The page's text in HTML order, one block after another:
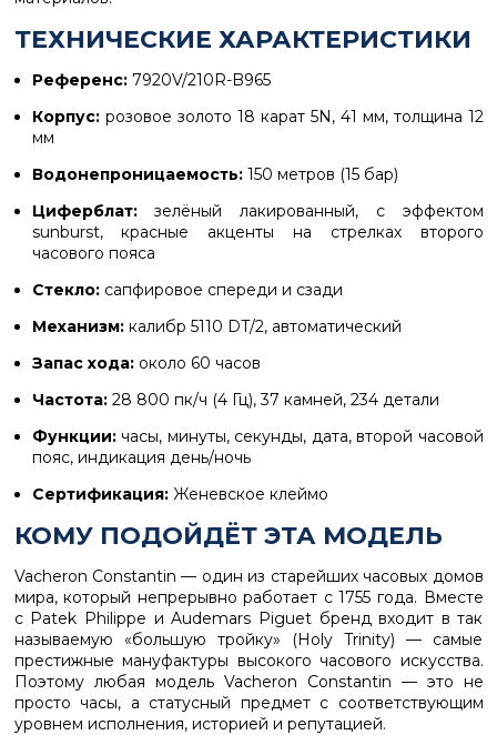
ТЕХНИЧЕСКИЕ ХАРАКТЕРИСТИКИ
Референс:7920V/210R-B965
Корпус:розовое золото 18 карат 5N, 41 мм, толщина 12
мм
Водонепроницаемость:150 метров (15 бар)
Циферблат:зелёный лакированный, с эффектом
sunburst, красные акценты на стрелках второго
часового пояса
Стекло:сапфировое спереди и сзади
Механизм:калибр 5110 DT/2, автоматический
Запас хода:около 60 часов
Частота:28 800 пк/ч (4 Гц), 37 камней, 234 детали
Функции:часы, минуты, секунды, дата, второй часовой
пояс, индикация день/ночь
Сертификация:Женевское клеймо
КОМУ ПОДОЙДЁТ ЭТА МОДЕЛЬ
Vacheron Constantin — один из старейших часовых домов
мира, который непрерывно работает с 1755 года. Вместе
с Patek Philippe и Audemars Piguet бренд входит в так
называемую «большую тройку» (Holy Trinity) — самые
престижные мануфактуры высокого часового искусства.
Поэтому любая модель Vacheron Constantin — это не
просто часы, а статусный предмет с соответствующим
уровнем исполнения, историей и репутацией.